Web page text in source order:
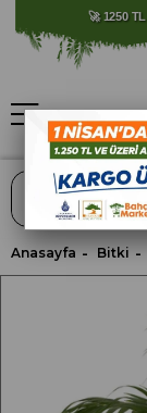
🚀 1250
Anasayfa Bitki